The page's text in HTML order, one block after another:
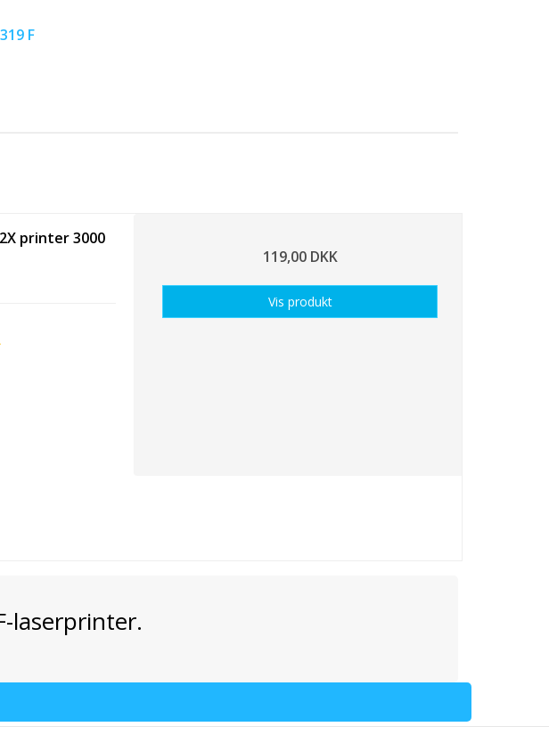
F
printer 3000
119,00 DKK
Vis produkt
laserprinter.